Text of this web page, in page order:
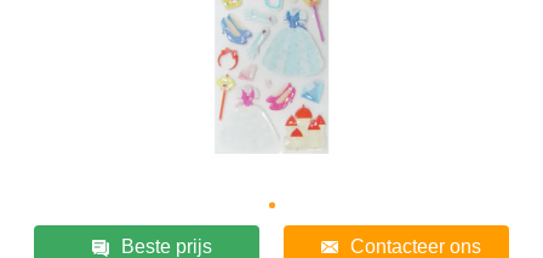
Beste prijs Contacteer ons